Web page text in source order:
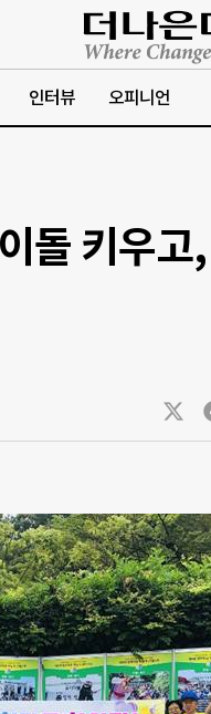
인터뷰 오피니언
돌 키우